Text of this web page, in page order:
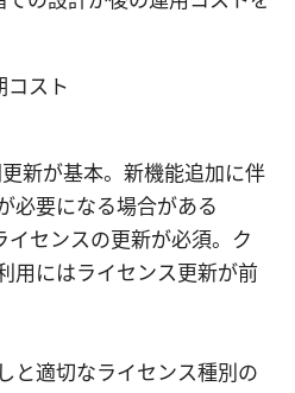
コスト
新が基本。新機能追加に伴
必要になる場合がある
センスの更新が必須。ク
用にはライセンス更新が前
と適切なライセンス種別の